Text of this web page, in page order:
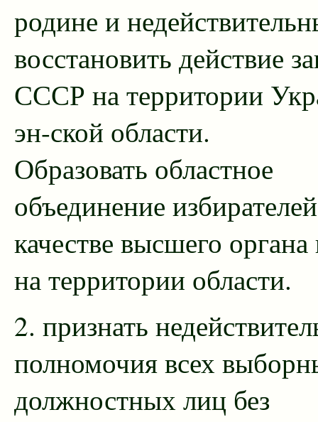
родине и
восстановить действие
СССР на территории
эн-ской области.
Образовать областное
объединение
качестве высшего органа
на территории области.
2. признать
полномочия всех
должностных лиц без